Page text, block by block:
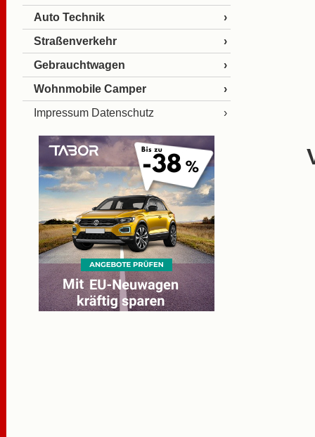
Auto Technik
Straßenverkehr
Gebrauchtwagen
Wohnmobile Camper
Impressum Datenschutz